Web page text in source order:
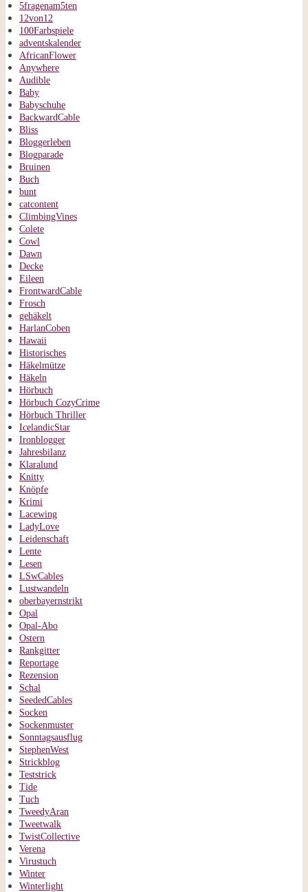
5fragenam5ten
12von12
100Farbspiele
adventskalender
AfricanFlower
Anywhere
Audible
Baby
Babyschuhe
BackwardCable
Bliss
Bloggerleben
Blogparade
Bruinen
Buch
bunt
catcontent
ClimbingVines
Colete
Cowl
Dawn
Decke
Eileen
FrontwardCable
Frosch
gehäkelt
HarlanCoben
Hawaii
Historisches
Häkelmütze
Häkeln
Hörbuch
Hörbuch CozyCrime
Hörbuch Thriller
IcelandicStar
Ironblogger
Jahresbilanz
Klaralund
Knitty
Knöpfe
Krimi
Lacewing
LadyLove
Leidenschaft
Lente
Lesen
LSwCables
Lustwandeln
oberbayernstrikt
Opal
Opal-Abo
Ostern
Rankgitter
Reportage
Rezension
Schal
SeededCables
Socken
Sockenmuster
Sonntagsausflug
StephenWest
Strickblog
Teststrick
Tide
Tuch
TweedyAran
Tweetwalk
TwistCollective
Verena
Virustuch
Winter
Winterlight